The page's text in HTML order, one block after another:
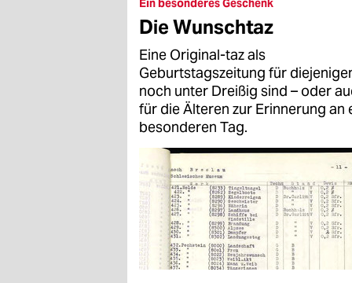
epaper login
Ein besonderes Geschenk
Die Wunschtaz
Eine Original-taz als
Geburtstagszeitung für
noch unter Dreißig sind – oder
für die Älteren zur Erinnerung an
besonderen Tag.